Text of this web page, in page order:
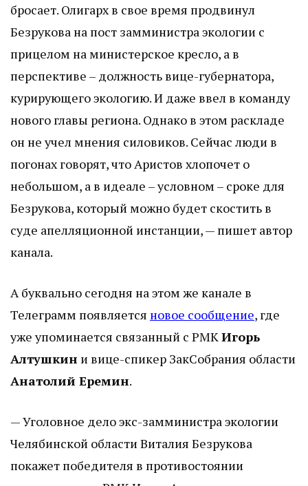
бросает. Олигарх в свое время продвинул
Безрукова на пост замминистра экологии с
прицелом на министерское кресло, а в
перспективе – должность вице-губернатора,
курирующего экологию. И даже ввел в команду
нового главы региона. Однако в этом раскладе
он не учел мнения силовиков. Сейчас люди в
погонах говорят, что Аристов хлопочет о
небольшом, а в идеале – условном – сроке для
Безрукова, который можно будет скостить в
суде апелляционной инстанции, — пишет автор
канала.
А буквально сегодня на этом же канале в
Телеграмм появляется новое сообщение, где
уже упоминается связанный с РМК Игорь
Алтушкин и вице-спикер ЗакСобрания области
Анатолий Еремин.
— Уголовное дело экс-замминистра экологии
Челябинской области Виталия Безрукова
покажет победителя в противостоянии